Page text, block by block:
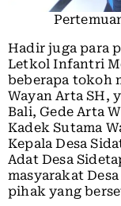
Hadir juga para
Letkol Infantri
beberapa tokoh
Wayan Arta SH,
Bali, Gede Arta
Kadek Sutama
Kepala Desa
Adat Desa
masyarakat
pihak yang